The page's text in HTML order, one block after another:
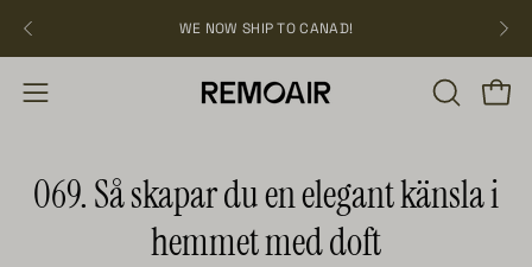
över
WE NOW SHIP TO CANAD!
Öppna
ÖPPNA
069. Så skapar du en elegant känsla i
hemmet med doft